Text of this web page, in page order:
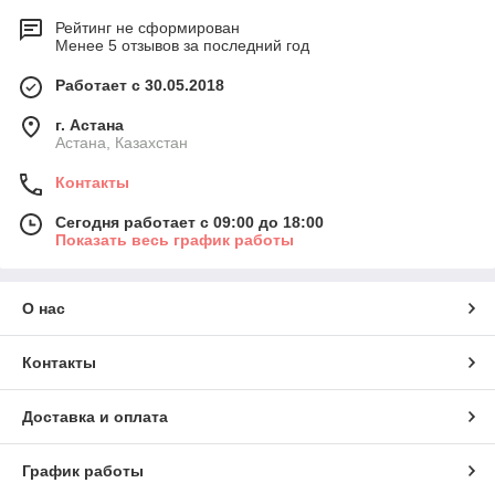
Рейтинг не сформирован
Менее 5 отзывов за последний год
Работает с 30.05.2018
г. Астана
Астана, Казахстан
Контакты
Сегодня работает с 09:00 до 18:00
Показать весь график работы
О нас
Контакты
Доставка и оплата
График работы